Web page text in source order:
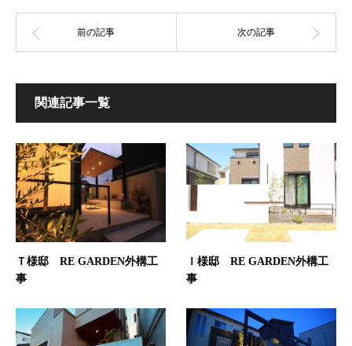
関連記事一覧
Ｔ様邸 RE GARDEN外構工
事
Ｉ様邸 RE GARDEN外構工
事